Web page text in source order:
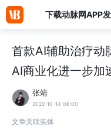
下载动脉网APP
首款AI辅助治疗动
AI商业化进一步加
张靖
2022-10-14 08:00
文章关联实体